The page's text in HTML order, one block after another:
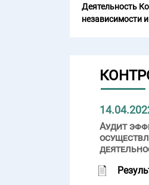
Деятельность
независимости
Аудит